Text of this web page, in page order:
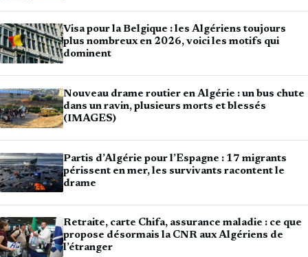
Visa pour la Belgique : les Algériens toujours
plus nombreux en 2026, voici les motifs qui
dominent
Nouveau drame routier en Algérie : un bus chute
dans un ravin, plusieurs morts et blessés
(IMAGES)
Partis d’Algérie pour l’Espagne : 17 migrants
périssent en mer, les survivants racontent le
drame
Retraite, carte Chifa, assurance maladie : ce que
propose désormais la CNR aux Algériens de
l’étranger